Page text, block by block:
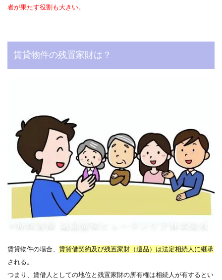
者が果たす役割も大きい。
賃貸物件の残置家財は？
賃貸物件の場合、 賃貸借契約及び残置家財（遺品）は法定相続人に継承
される。
つまり、賃借人としての地位と残置家財の所有権は相続人が有するとい